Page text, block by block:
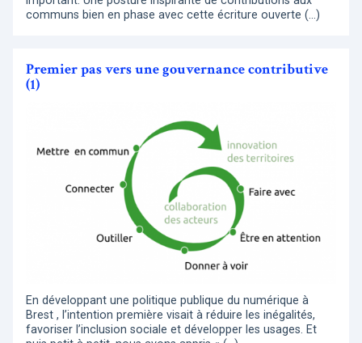
communs bien en phase avec cette écriture ouverte (…)
Premier pas vers une gouvernance contributive
(1)
En développant une politique publique du numérique à
Brest , l’intention première visait à réduire les inégalités,
favoriser l’inclusion sociale et développer les usages. Et